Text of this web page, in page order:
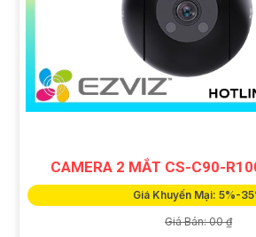
CAMERA 2 MẮT CS-C90-
Giá Khuyến Mại: 5%-
Giá Bán: 00 ₫